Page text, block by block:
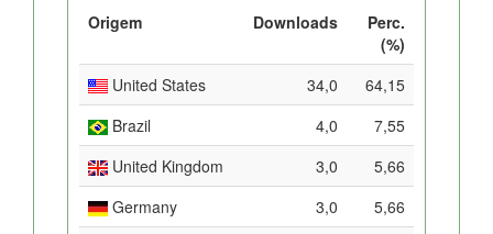
Origem Downloads
Perc.
(%)
United States
34,0
64,15
Brazil
4,0
7,55
United Kingdom
3,0
5,66
Germany
3,0
5,66